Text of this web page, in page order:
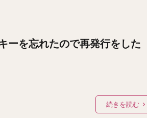
ーを忘れたので再発行をした
続きを読む